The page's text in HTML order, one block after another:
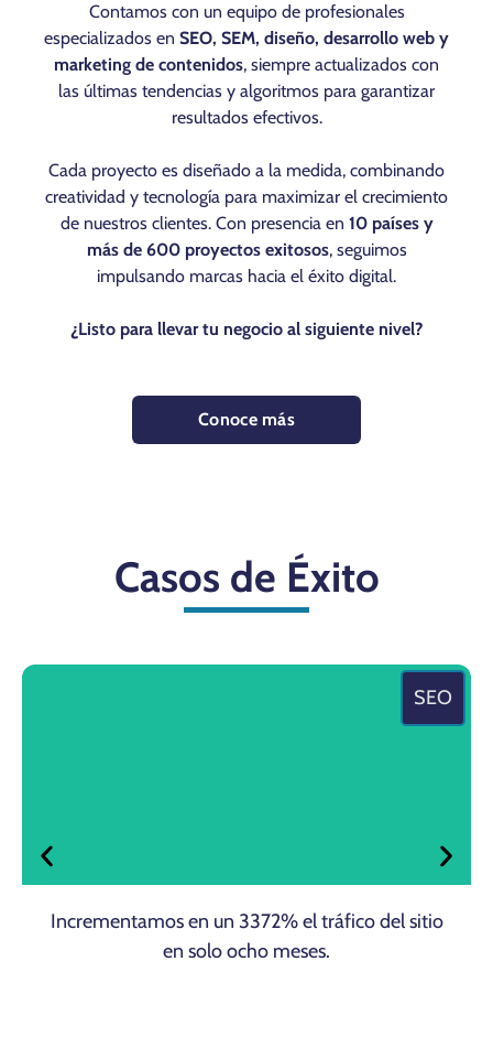
Contamos con un equipo de profesionales
especializados en SEO, SEM, diseño, desarrollo web y
marketing de contenidos, siempre actualizados con
las últimas tendencias y algoritmos para garantizar
resultados efectivos.
Cada proyecto es diseñado a la medida, combinando
creatividad y tecnología para maximizar el crecimiento
de nuestros clientes. Con presencia en 10 países y
más de 600 proyectos exitosos, seguimos
impulsando marcas hacia el éxito digital.
¿Listo para llevar tu negocio al siguiente nivel?
Conoce más
Casos de Éxito
SEO
Incrementamos en un 3372% el tráfico del sitio
en solo ocho meses.